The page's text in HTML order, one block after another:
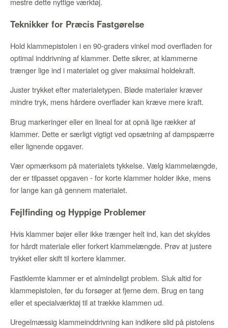
Teknikker for Præcis Fastgørelse
Hold klammepistolen i en 90-graders vinkel mod overfladen for
optimal inddrivning af klammer. Dette sikrer, at klammerne
trænger lige ind i materialet og giver maksimal holdekraft.
Juster trykket efter materialetypen. Bløde materialer kræver
mindre tryk, mens hårdere overflader kan kræve mere kraft.
Brug markeringer eller en lineal for at opnå lige rækker af
klammer. Dette er særligt vigtigt ved opsætning af dampspærre
eller lignende opgaver.
Vær opmærksom på materialets tykkelse. Vælg klammelængde,
der er tilpasset opgaven - for korte klammer holder ikke, mens
for lange kan gå gennem materialet.
Fejlfinding og Hyppige Problemer
Hvis klammer bøjer eller ikke trænger helt ind, kan det skyldes
for hårdt materiale eller forkert klammelængde. Prøv at justere
trykket eller skift til kortere klammer.
Fastklemte klammer er et almindeligt problem. Sluk altid for
klammepistolen, før du forsøger at fjerne dem. Brug en tang
eller et specialværktøj til at trække klammen ud.
Uregelmæssig klammeinddrivning kan indikere slid på pistolens